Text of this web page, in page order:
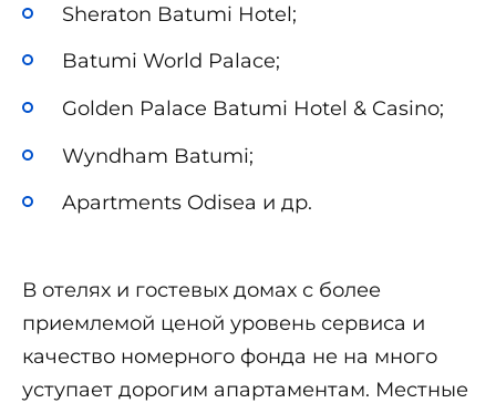
Sheraton Batumi Hotel;
Batumi World Palace;
Golden Palace Batumi Hotel & Casino;
Wyndham Batumi;
Apartments Odisea и др.
В отелях и гостевых домах с более
приемлемой ценой уровень сервиса и
качество номерного фонда не на много
уступает дорогим апартаментам. Местные